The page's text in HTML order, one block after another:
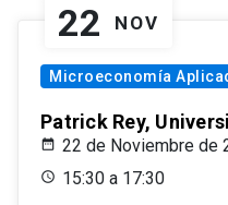
22 NOV
Microeconomía
Patrick Rey,
22 de Noviembre de
15:30 a 17:30